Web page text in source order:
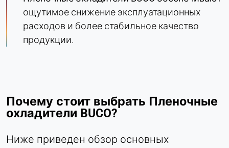
ощутимое снижение эксплуатационных
расходов и более стабильное качество
продукции.
Почему стоит выбрать Пленочные
охладители BUCO?
Ниже приведен обзор основных